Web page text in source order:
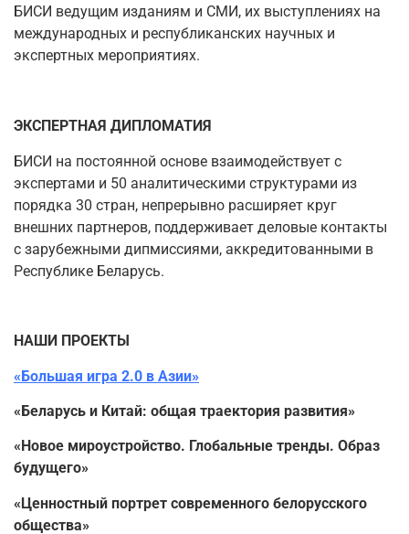
БИСИ ведущим изданиям и СМИ, их выступлениях на
международных и республиканских научных и
экспертных мероприятиях.
ЭКСПЕРТНАЯ ДИПЛОМАТИЯ
БИСИ на постоянной основе взаимодействует с
экспертами и 50 аналитическими структурами из
порядка 30 стран, непрерывно расширяет круг
внешних партнеров, поддерживает деловые контакты
с зарубежными дипмиссиями, аккредитованными в
Республике Беларусь.
НАШИ ПРОЕКТЫ
«Большая игра 2.0 в Азии»
«Беларусь и Китай: общая траектория развития»
«Новое мироустройство. Глобальные тренды. Образ
будущего»
«Ценностный портрет современного белорусского
общества»